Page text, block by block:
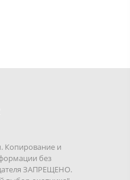
Копирование и
без
ЗАПРЕЩЕНО.